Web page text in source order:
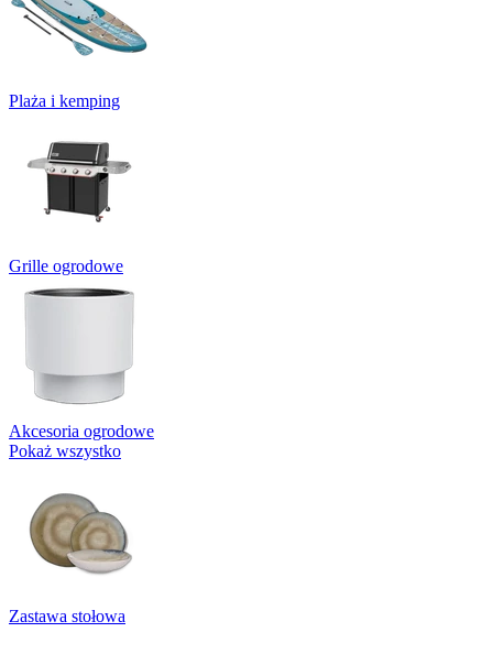
Plaża i kemping
Grille ogrodowe
Akcesoria ogrodowe
Pokaż wszystko
Zastawa stołowa